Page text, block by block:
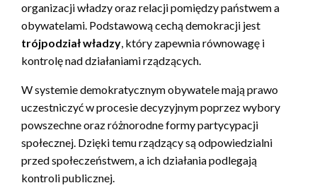
organizacji władzy oraz relacji pomiędzy państwem a
obywatelami. Podstawową cechą demokracji jest
trójpodział władzy, który zapewnia równowagę i
kontrolę nad działaniami rządzących.
W systemie demokratycznym obywatele mają prawo
uczestniczyć w procesie decyzyjnym poprzez wybory
powszechne oraz różnorodne formy partycypacji
społecznej. Dzięki temu rządzący są odpowiedzialni
przed społeczeństwem, a ich działania podlegają
kontroli publicznej.